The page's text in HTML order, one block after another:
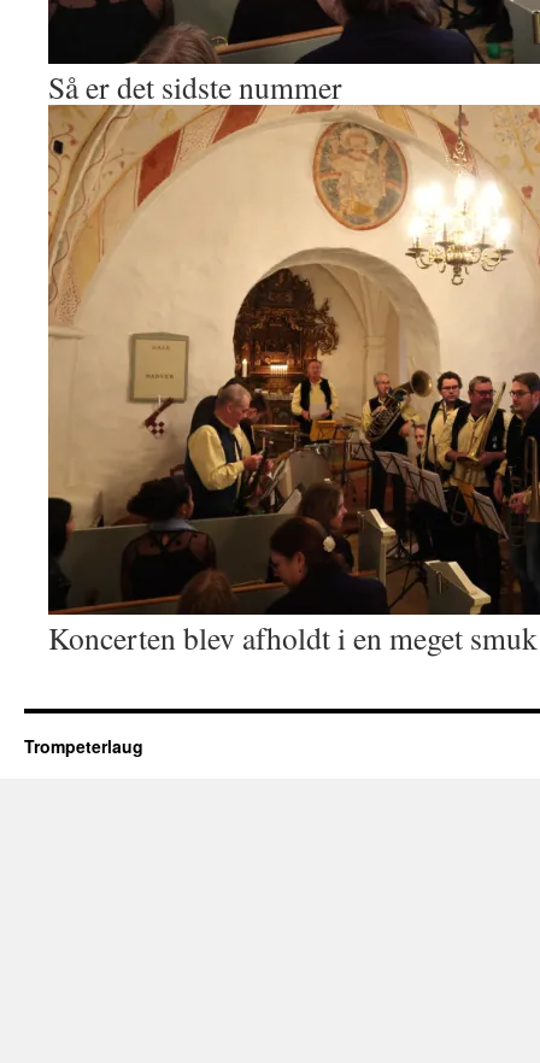
Så er det sidste nummer
Koncerten blev afholdt i en meget
Trompeterlaug